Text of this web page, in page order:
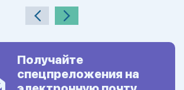
Получайте
спецпреложения на